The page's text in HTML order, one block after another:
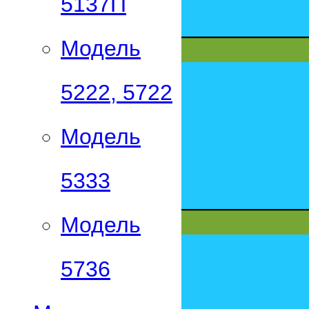
Модель
5222, 5722
Модель
5333
Модель
5736